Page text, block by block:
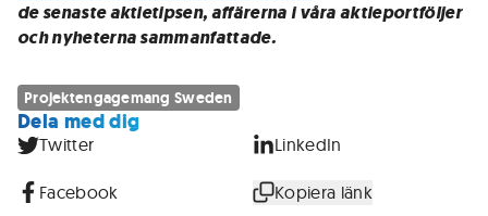
de senaste aktietipsen, affärerna i våra aktieportföljer
och nyheterna sammanfattade.
Projektengagemang Sweden
Dela med dig
Twitter LinkedIn
Facebook Kopiera länk